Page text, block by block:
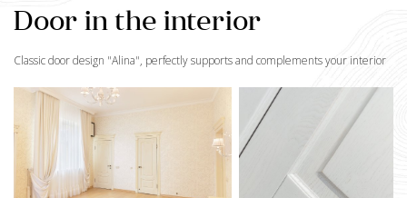
Door in the interior
Classic door design "Alina", perfectly supports and complements your interior